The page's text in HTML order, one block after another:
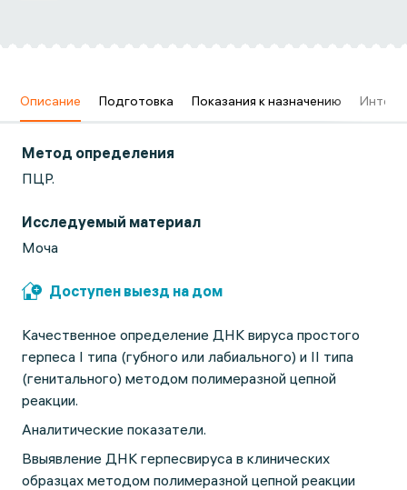
Описание Подготовка Показания к назначению
Метод определения
ПЦР.
Исследуемый материал
Моча
Доступен выезд на дом
Качественное определение ДНК вируса простого
герпеса I типа (губного или лабиального) и II типа
(генитального) методом полимеразной цепной
реакции.
Аналитические показатели.
Ввыявление ДНК герпесвируса в клинических
образцах методом полимеразной цепной реакции